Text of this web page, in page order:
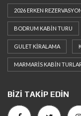
2026 ERKEN
BODRUM KABIN TURU
GULET KIRALAMA
MARMARIS KABIN
BIZI TAKIP EDIN